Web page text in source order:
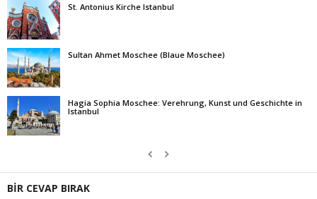
St. Antonius Kirche Istanbul
Sultan Ahmet Moschee (Blaue Moschee)
Hagia Sophia Moschee: Verehrung, Kunst und Geschichte in
Istanbul
BİR CEVAP BIRAK